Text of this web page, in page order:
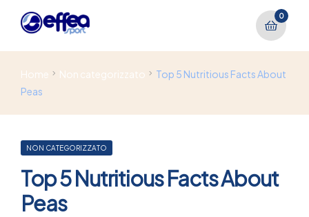
0
Home Non categorizzato
Top 5 Nutritious Facts About
Peas
NON CATEGORIZZATO
Top 5 Nutritious Facts About
Peas